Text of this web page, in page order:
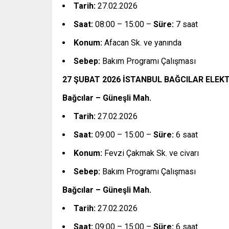
Tarih: 27.02.2026
Saat: 08:00 – 15:00 – Süre: 7 saat
Konum: Afacan Sk. ve yanında
Sebep: Bakım Programı Çalışması
27 ŞUBAT 2026 İSTANBUL BAĞCILAR
Bağcılar – Güneşli Mah.
Tarih: 27.02.2026
Saat: 09:00 – 15:00 – Süre: 6 saat
Konum: Fevzi Çakmak Sk. ve civarı
Sebep: Bakım Programı Çalışması
Bağcılar – Güneşli Mah.
Tarih: 27.02.2026
Saat: 09:00 – 15:00 – Süre: 6 saat